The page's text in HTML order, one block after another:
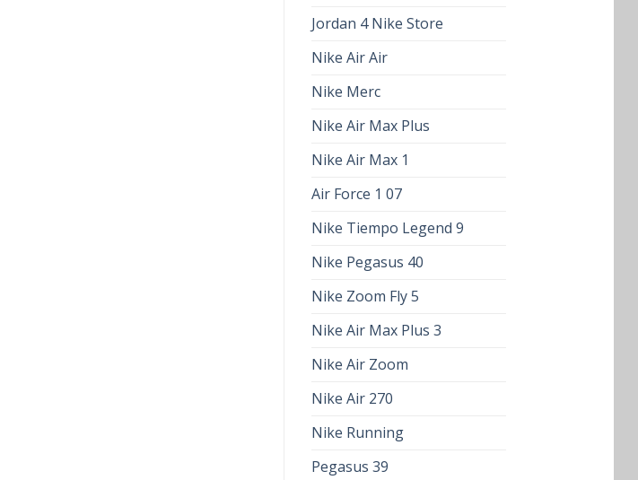
Jordan 4 Nike Store
Nike Air Air
Nike Merc
Nike Air Max Plus
Nike Air Max 1
Air Force 1 07
Nike Tiempo Legend 9
Nike Pegasus 40
Nike Zoom Fly 5
Nike Air Max Plus 3
Nike Air Zoom
Nike Air 270
Nike Running
Pegasus 39